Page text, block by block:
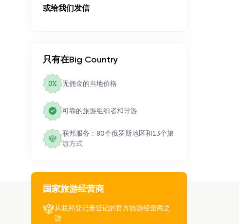
或给我们发信
只有在Big Country
无佣金的当地价格
可靠的旅游组织者和导游
联邦服务：80个俄罗斯地区和13个旅
游方式
国家旅游经营商
从联邦登记册登记的官方旅游经营商之
游